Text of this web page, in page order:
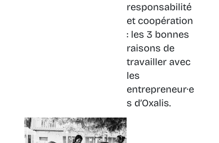
responsabilité
et coopération
: les 3 bonnes
raisons de
travailler avec
les
entrepreneur·e
s d’Oxalis.